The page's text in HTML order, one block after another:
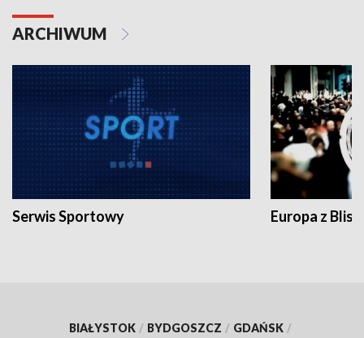
ARCHIWUM
Serwis Sportowy Europa z
BIAŁYSTOK / BYDGOSZCZ / GDAŃSK /